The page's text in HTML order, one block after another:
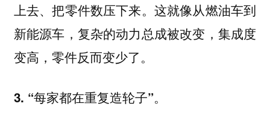
上去、把零件数压下来。这就像从燃油车到
新能源车，复杂的动力总成被改变，集成度
变高，零件反而变少了。
3. “每家都在重复造轮子”。